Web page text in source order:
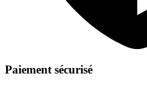
Paiement sécurisé